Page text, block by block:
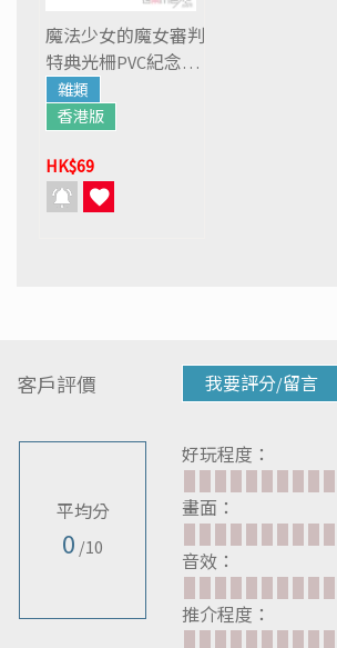
魔法少女的魔女審判
特典光柵PVC紀念卡
+ 原創插圖紀念色紙
雜類
香港版
HK$69
客戶評價
平均分
0 /10
我要評分/留言
好玩程度：
畫面：
音效：
推介程度：